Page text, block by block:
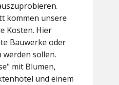
kommen unsere
Kosten. Hier
Bauwerke oder
werden sollen.
mit Blumen,
und einem